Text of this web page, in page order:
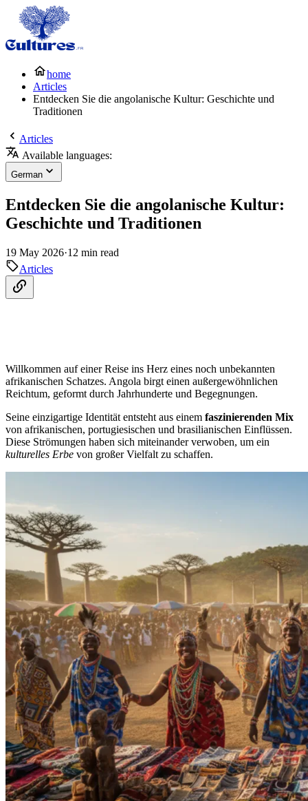
home
Articles
Entdecken Sie die angolanische Kultur: Geschichte und
Traditionen
Articles
Available languages:
German
Entdecken Sie die angolanische Kultur:
Geschichte und Traditionen
19 May 2026·12 min read
Articles
Willkommen auf einer Reise ins Herz eines noch unbekannten
afrikanischen Schatzes. Angola birgt einen außergewöhnlichen
Reichtum, geformt durch Jahrhunderte und Begegnungen.
Seine einzigartige Identität entsteht aus einem faszinierenden Mix
von afrikanischen, portugiesischen und brasilianischen Einflüssen.
Diese Strömungen haben sich miteinander verwoben, um ein
kulturelles Erbe von großer Vielfalt zu schaffen.